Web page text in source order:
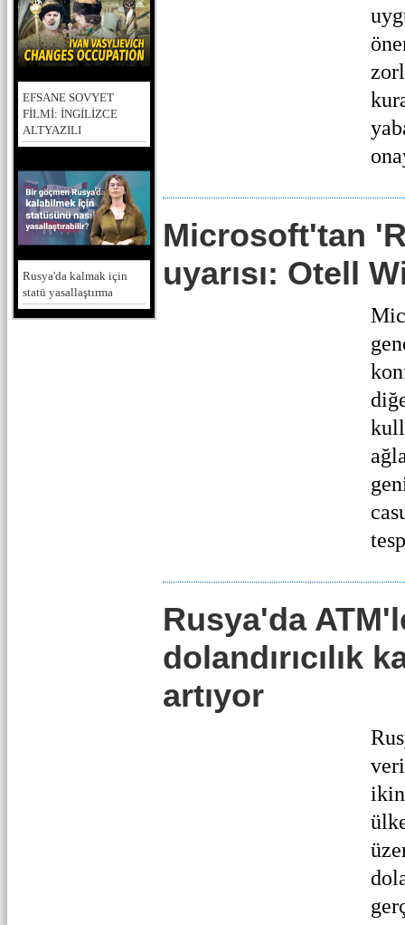
EFSANE SOVYET
FİLMİ: İNGİLİZCE
ALTYAZILI
Rusya'da kalmak için
statü yasallaştırma
Microsoft'tan
uyarısı: Otell
Rusya'da
dolandırıcılık
artıyor